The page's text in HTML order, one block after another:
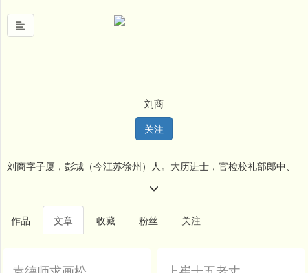
文
名
人
新
刘商
关注
刘商字子厦，彭城（今江苏徐州）人。大历进士，官检校礼部郎中、
汴州观察判官。能文善画。诗以乐府见长。
作品 文章 收藏 粉丝 关注